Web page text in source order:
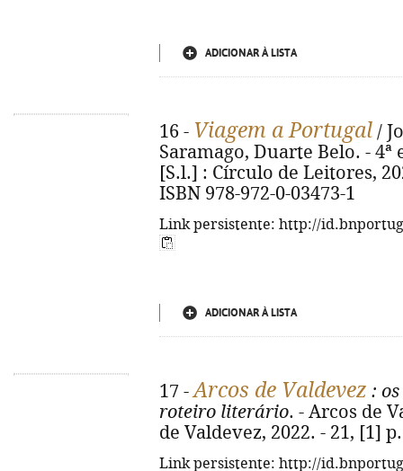
ADICIONAR À LISTA
16 - Viagem a Portugal /
Saramago, Duarte Belo. -
[S.l.] : Círculo de Leitores,
ISBN 978-972-0-03473-1
Link persistente: http://
ADICIONAR À LISTA
17 -Arcos de Valdevez :
roteiro literário. - Arcos de
de Valdevez, 2022. - 21, [1]
Link persistente: http://